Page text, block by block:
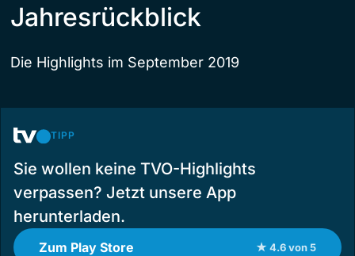
Jahresrückblick
Die Highlights im September 2019
TIPP
Sie wollen keine TVO-Highlights
verpassen? Jetzt unsere App
herunterladen.
Zum Play Store ★ 4.6 von 5